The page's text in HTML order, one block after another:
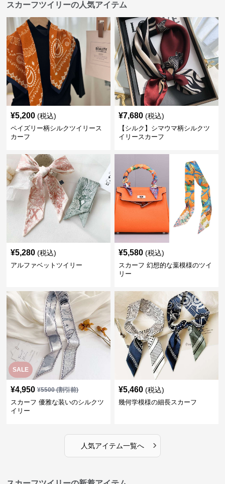
スカーフツイリーの人気アイテム
¥5,200 (税込)
ペイズリー柄シルクツイリース
カーフ
¥7,680 (税込)
【シルク】シマウマ柄シルクツ
イリースカーフ
¥5,280 (税込)
アルファベットツイリー
¥5,580 (税込)
スカーフ 幻想的な葉模様のツイ
リー
SALE
¥4,950 ¥5500(割引前)
スカーフ 優雅な装いのシルクツ
イリー
¥5,460 (税込)
幾何学模様の細長スカーフ
人気アイテム一覧へ ›